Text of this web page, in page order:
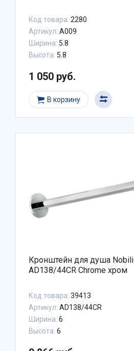
Код товара: 2280
Артикул: A009
Ширина: 5.8
Высота: 5.8
1 050 руб.
В корзину
Кронштейн для душа Nobili
AD138/44CR Chrome хром
Код товара: 39413
Артикул: AD138/44CR
Ширина: 6
Высота: 6